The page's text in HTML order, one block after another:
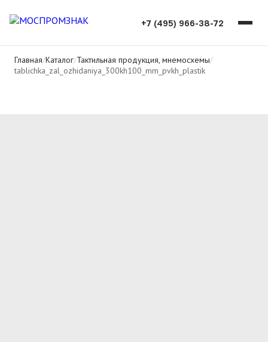
+7 (495) 966-38-72
Главная/Каталог/Тактильная продукция, мнемосхемы/
tablichka_zal_ozhidaniya_300kh100_mm_pvkh_plastik